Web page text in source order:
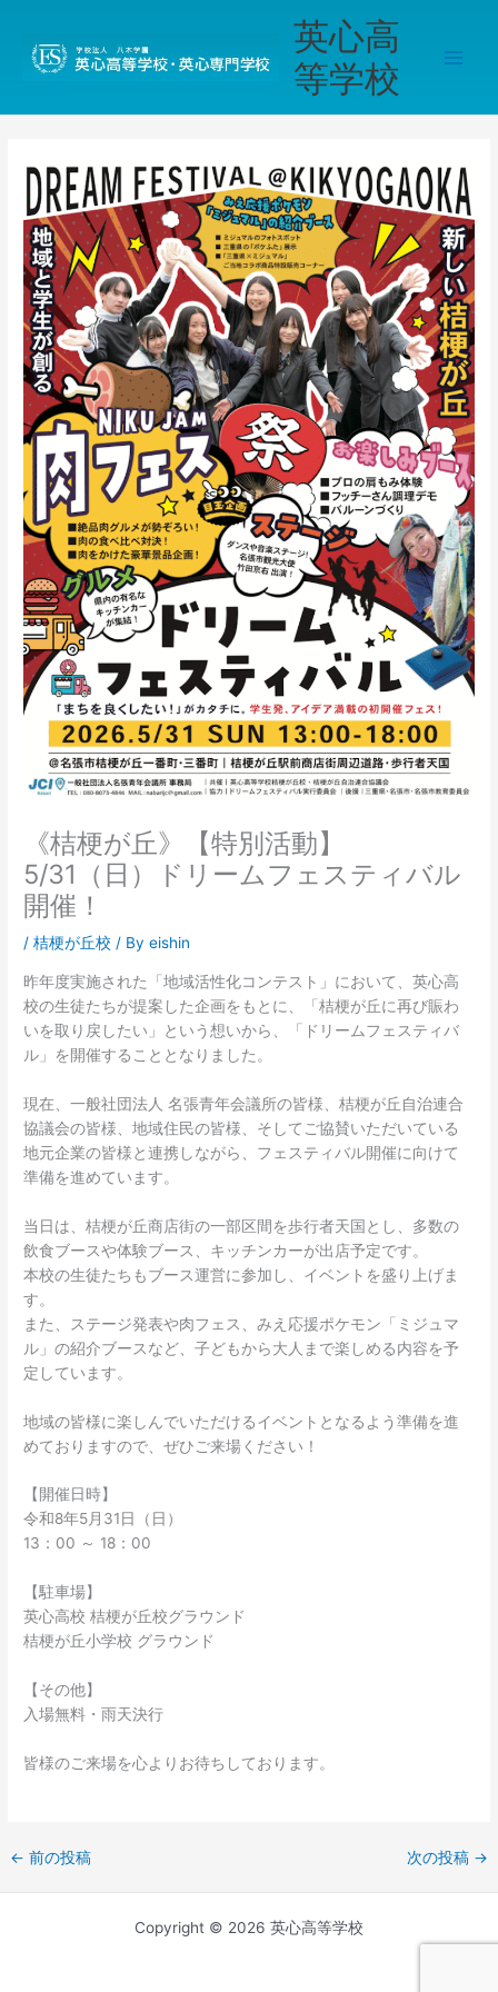
英心高
等学校
《桔梗が丘》【特別活動】
5/31（日）ドリームフェスティバル
開催！
/桔梗が丘校 / Byeishin
昨年度実施された「地域活性化コンテスト」において、英心高
校の生徒たちが提案した企画をもとに、「桔梗が丘に再び賑わ
いを取り戻したい」という想いから、「ドリームフェスティバ
ル」を開催することとなりました。
現在、一般社団法人 名張青年会議所の皆様、桔梗が丘自治連合
協議会の皆様、地域住民の皆様、そしてご協賛いただいている
地元企業の皆様と連携しながら、フェスティバル開催に向けて
準備を進めています。
当日は、桔梗が丘商店街の一部区間を歩行者天国とし、多数の
飲食ブースや体験ブース、キッチンカーが出店予定です。
本校の生徒たちもブース運営に参加し、イベントを盛り上げま
す。
また、ステージ発表や肉フェス、みえ応援ポケモン「ミジュマ
ル」の紹介ブースなど、子どもから大人まで楽しめる内容を予
定しています。
地域の皆様に楽しんでいただけるイベントとなるよう準備を進
めておりますので、ぜひご来場ください！
【開催日時】
令和8年5月31日（日）
13：00 ～ 18：00
【駐車場】
英心高校 桔梗が丘校グラウンド
桔梗が丘小学校 グラウンド
【その他】
入場無料・雨天決行
皆様のご来場を心よりお待ちしております。
← 前の投稿 次の投稿 →
Copyright © 2026 英心高等学校